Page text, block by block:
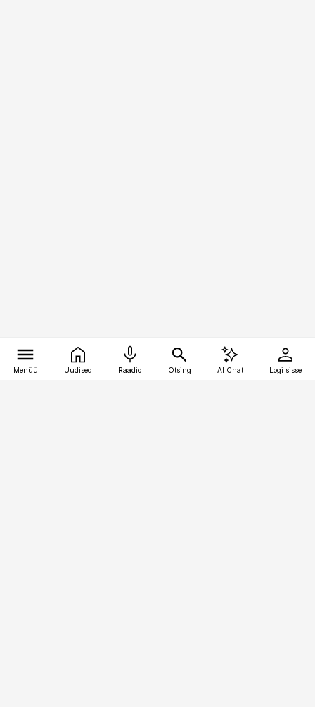
Menüü Uudised Raadio Otsing AI Chat Logi sisse